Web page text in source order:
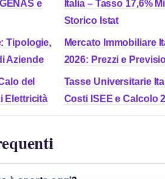
e
Italia – Tasso 17,6%
Storico Istat
Tipologie,
Aziende
Mercato Immobiliare
2026: Prezzi e
del
Elettricità
Tasse Universitarie
Costi ISEE e Calcolo